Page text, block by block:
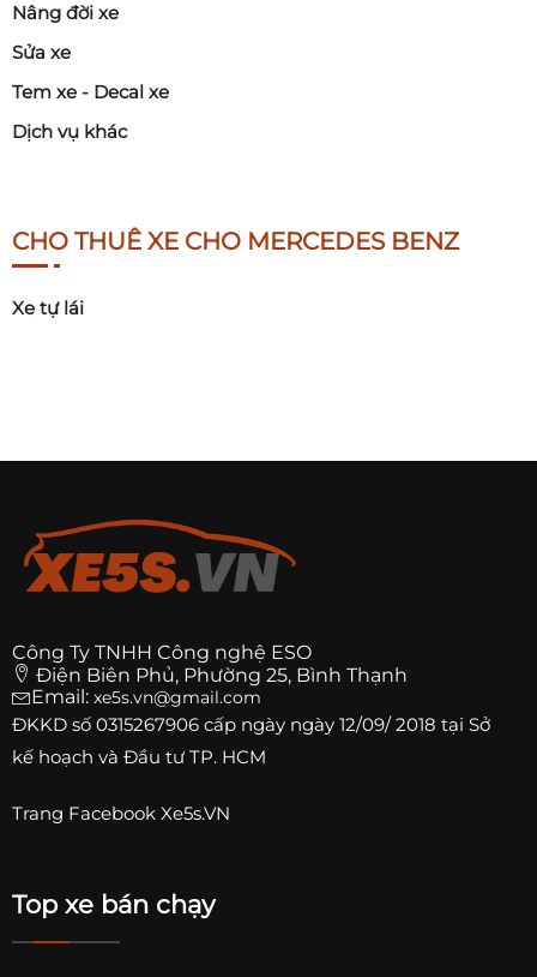
Nâng đời xe
Sửa xe
Tem xe - Decal xe
Dịch vụ khác
CHO THUÊ XE CHO MERCEDES BENZ
Xe tự lái
Công Ty TNHH Công nghệ ESO
Điện Biên Phủ, Phường 25, Bình Thạnh
Email: xe5s.vn@gmail.com
ĐKKD số 0315267906 cấp ngày ngày 12/09/ 2018 tại Sở
kế hoạch và Đầu tư TP. HCM
Trang Facebook Xe5s.VN
Top xe bán chạy